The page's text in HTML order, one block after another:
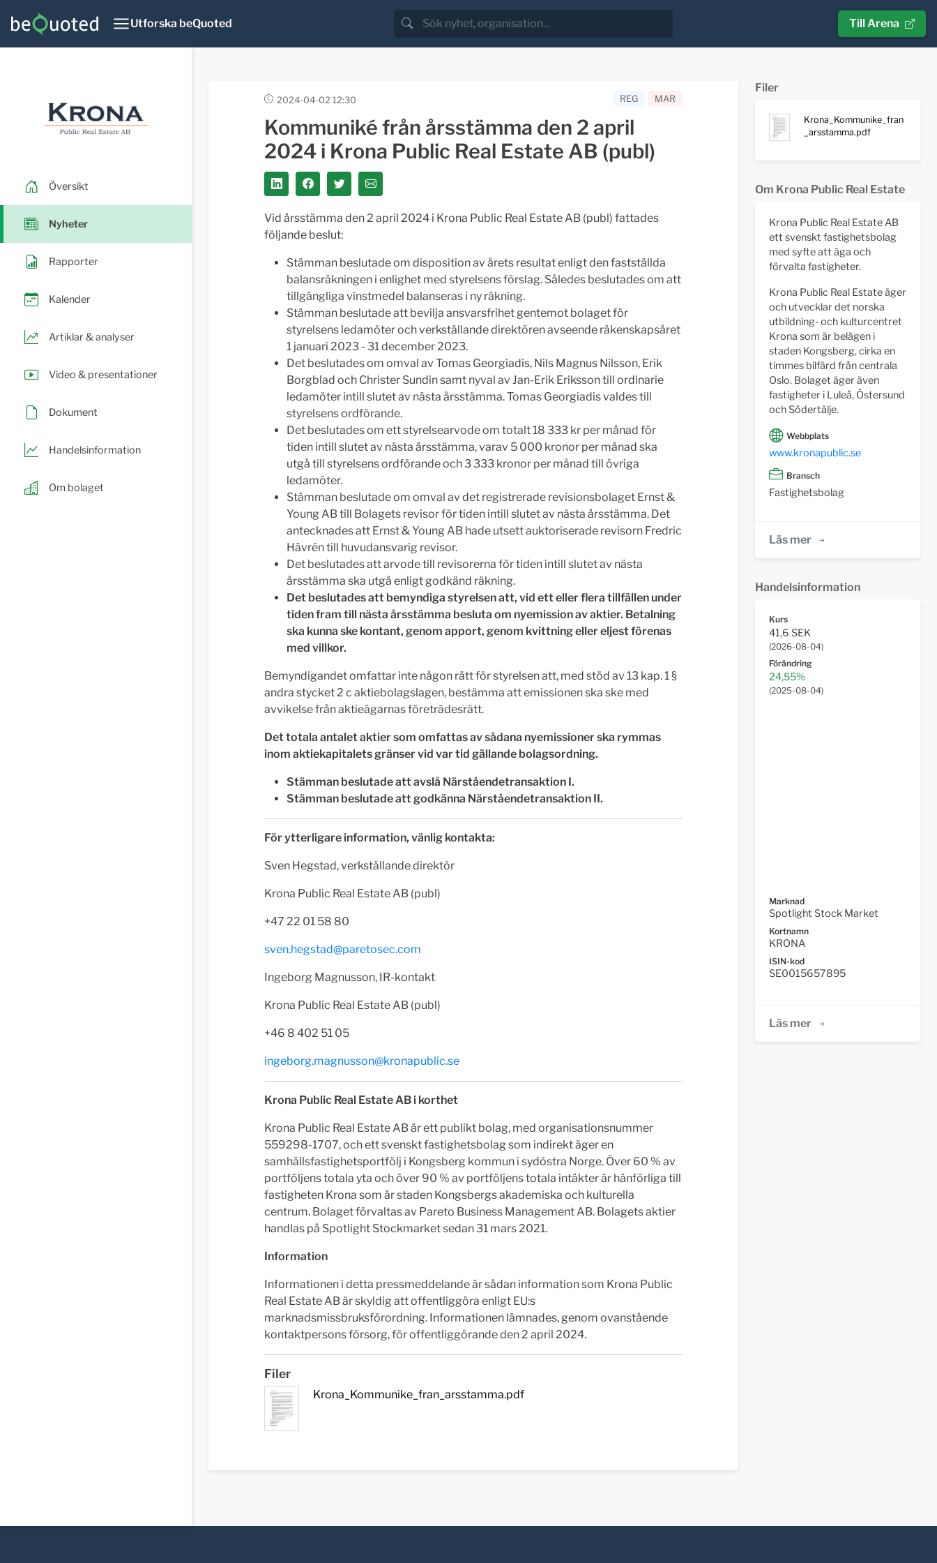
Utforska beQuoted Till Arena
Översikt
Nyheter
Rapporter
Kalender
Artiklar & analyser
Video & presentationer
Dokument
Handelsinformation
Om bolaget
2024-04-02 12:30 REG MAR
Kommuniké från årsstämma den 2 april
2024 i Krona Public Real Estate AB (publ)
Vid årsstämma den 2 april 2024 i Krona Public Real Estate AB (publ) fattades
följande beslut:
Stämman beslutade om disposition av årets resultat enligt den fastställda
balansräkningen i enlighet med styrelsens förslag. Således beslutades om att
tillgängliga vinstmedel balanseras i ny räkning.
Stämman beslutade att bevilja ansvarsfrihet gentemot bolaget för
styrelsens ledamöter och verkställande direktören avseende räkenskapsåret
1 januari 2023 - 31 december 2023.
Det beslutades om omval av Tomas Georgiadis, Nils Magnus Nilsson, Erik
Borgblad och Christer Sundin samt nyval av Jan-Erik Eriksson till ordinarie
ledamöter intill slutet av nästa årsstämma. Tomas Georgiadis valdes till
styrelsens ordförande.
Det beslutades om ett styrelsearvode om totalt 18 333 kr per månad för
tiden intill slutet av nästa årsstämma, varav 5 000 kronor per månad ska
utgå till styrelsens ordförande och 3 333 kronor per månad till övriga
ledamöter.
Stämman beslutade om omval av det registrerade revisionsbolaget Ernst &
Young AB till Bolagets revisor för tiden intill slutet av nästa årsstämma. Det
antecknades att Ernst & Young AB hade utsett auktoriserade revisorn Fredric
Hävrén till huvudansvarig revisor.
Det beslutades att arvode till revisorerna för tiden intill slutet av nästa
årsstämma ska utgå enligt godkänd räkning.
Det beslutades att bemyndiga styrelsen att, vid ett eller flera tillfällen under
tiden fram till nästa årsstämma besluta om nyemission av aktier. Betalning
ska kunna ske kontant, genom apport, genom kvittning eller eljest förenas
med villkor.
Bemyndigandet omfattar inte någon rätt för styrelsen att, med stöd av 13 kap. 1 §
andra stycket 2 c aktiebolagslagen, bestämma att emissionen ska ske med
avvikelse från aktieägarnas företrädesrätt.
Det totala antalet aktier som omfattas av sådana nyemissioner ska rymmas
inom aktiekapitalets gränser vid var tid gällande bolagsordning.
Stämman beslutade att avslå Närståendetransaktion I.
Stämman beslutade att godkänna Närståendetransaktion II.
För ytterligare information, vänlig kontakta:
Sven Hegstad, verkställande direktör
Krona Public Real Estate AB (publ)
+47 22 01 58 80
sven.hegstad@paretosec.com
Ingeborg Magnusson, IR-kontakt
Krona Public Real Estate AB (publ)
+46 8 402 51 05
ingeborg.magnusson@kronapublic.se
Krona Public Real Estate AB i korthet
Krona Public Real Estate AB är ett publikt bolag, med organisationsnummer
559298-1707, och ett svenskt fastighetsbolag som indirekt äger en
samhällsfastighetsportfölj i Kongsberg kommun i sydöstra Norge. Över 60 % av
portföljens totala yta och över 90 % av portföljens totala intäkter är hänförliga till
fastigheten Krona som är staden Kongsbergs akademiska och kulturella
centrum. Bolaget förvaltas av Pareto Business Management AB. Bolagets aktier
handlas på Spotlight Stockmarket sedan 31 mars 2021.
Information
Informationen i detta pressmeddelande är sådan information som Krona Public
Real Estate AB är skyldig att offentliggöra enligt EU:s
marknadsmissbruksförordning. Informationen lämnades, genom ovanstående
kontaktpersons försorg, för offentliggörande den 2 april 2024.
Filer
Krona_Kommunike_fran_arsstamma.pdf
Filer
Krona_Kommunike_fran
_arsstamma.pdf
Om Krona Public Real Estate
Krona Public Real Estate AB
ett svenskt fastighetsbolag
med syfte att äga och
förvalta fastigheter.
Krona Public Real Estate äger
och utvecklar det norska
utbildning- och kulturcentret
Krona som är belägen i
staden Kongsberg, cirka en
timmes bilfärd från centrala
Oslo. Bolaget äger även
fastigheter i Luleå, Östersund
och Södertälje.
Webbplats
www.kronapublic.se
Bransch
Fastighetsbolag
Läs mer
Handelsinformation
Kurs
41,6 SEK
(2026-08-04)
Förändring
24,55%
(2025-08-04)
Marknad
Spotlight Stock Market
Kortnamn
KRONA
ISIN-kod
SE0015657895
Läs mer